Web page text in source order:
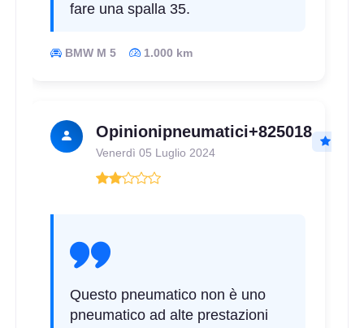
D
fare una spalla 35.
BMW M 5 1.000 km
Opinionipneumatici+825018
Venerdì 05 Luglio 2024
Questo pneumatico non è uno
pneumatico ad alte prestazioni